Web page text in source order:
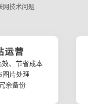
网技术问题
运营
、节省成本
图片处理
余备份